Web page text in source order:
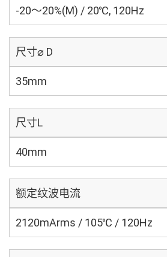
-20～20%(M) / 20℃, 120Hz
尺寸⌀ D
35mm
尺寸L
40mm
额定纹波电流
2120mArms / 105℃ / 120Hz